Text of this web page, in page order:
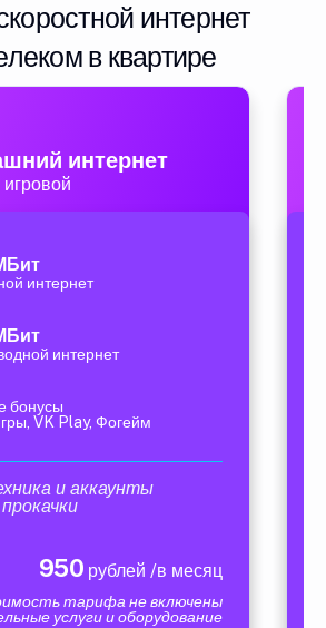
интернет
в квартире
интернет
интернет
интернет
бонусы
VK Play, Фогейм
и аккаунты
950 рублей /в месяц
тарифа не включены
услуги и оборудование